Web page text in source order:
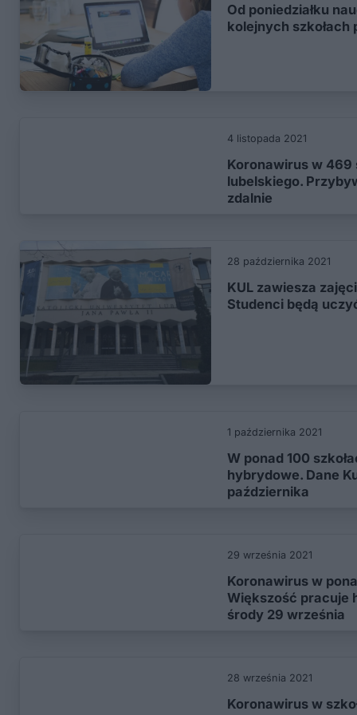
Od poniedziałku
kolejnych
4 listopada 2021
Koronawirus w 469
lubelskiego.
zdalnie
28 października 2021
KUL zawiesza
Studenci będą
1 października 2021
W ponad 100
hybrydowe. Dane
października
29 września 2021
Koronawirus w
Większość pracuje
środy 29 września
28 września 2021
Koronawirus w